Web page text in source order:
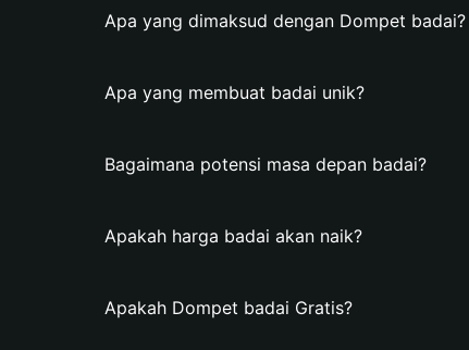
Apa yang dimaksud dengan Dompet badai?
Apa yang membuat badai unik?
Bagaimana potensi masa depan badai?
Apakah harga badai akan naik?
Apakah Dompet badai Gratis?